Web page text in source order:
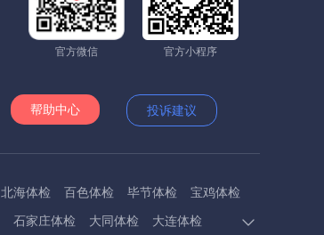
官方微信 官方小程序
帮助中心 投诉建议
北海体检 百色体检 毕节体检
宝鸡体检
石家庄体检 大同体检 大连体检